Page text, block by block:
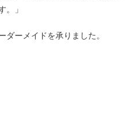
。」
ダーメイドを承りました。